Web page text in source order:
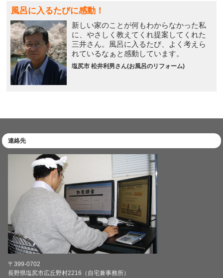
風呂に入るたびに感動！
新しい家のことが何もわからなかった私
に、やさしく教えてくれ提案してくれた
三井さん。風呂に入るたび、よく考えら
れているなぁと感動しています。
塩尻市 松井利男さん(お風呂のリフォーム)
連絡先
〒399-0702
長野県塩尻市広丘野村2216（自宅兼事務所）